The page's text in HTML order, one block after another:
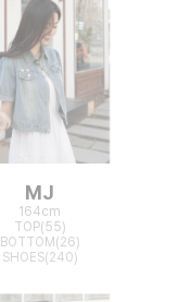
MJ
164cm
TOP(55)
BOTTOM(26)
SHOES(240)